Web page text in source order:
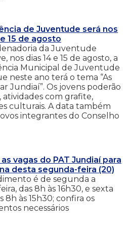
de Juventude será nos
15 de agosto
da Juventude
nos dias 14 e 15 de agosto, a
Municipal de Juventude
neste ano terá o tema “As
Jundiaí”. Os jovens poderão
com grafite,
culturais. A data também
integrantes do Conselho
vagas do PAT Jundiaí para
desta segunda-feira (20)
é de segunda a
das 8h às 16h30, e sexta
8h às 15h30; confira os
necessários